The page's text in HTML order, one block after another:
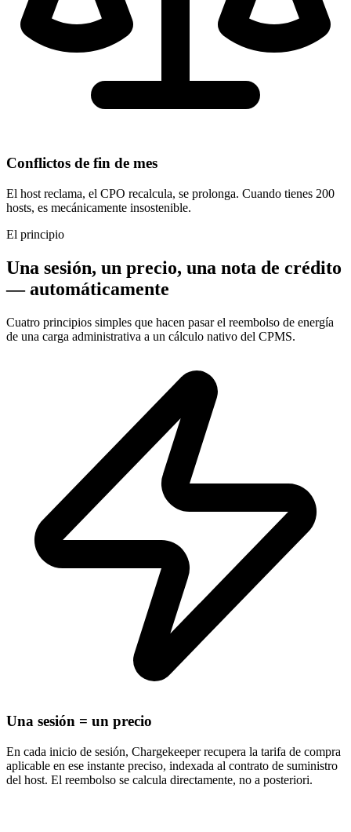
Conflictos de fin de mes
El host reclama, el CPO recalcula, se prolonga. Cuando tienes 200
hosts, es mecánicamente insostenible.
El principio
Una sesión, un precio, una nota de crédito
— automáticamente
Cuatro principios simples que hacen pasar el reembolso de energía
de una carga administrativa a un cálculo nativo del CPMS.
Una sesión = un precio
En cada inicio de sesión, Chargekeeper recupera la tarifa de compra
aplicable en ese instante preciso, indexada al contrato de suministro
del host. El reembolso se calcula directamente, no a posteriori.